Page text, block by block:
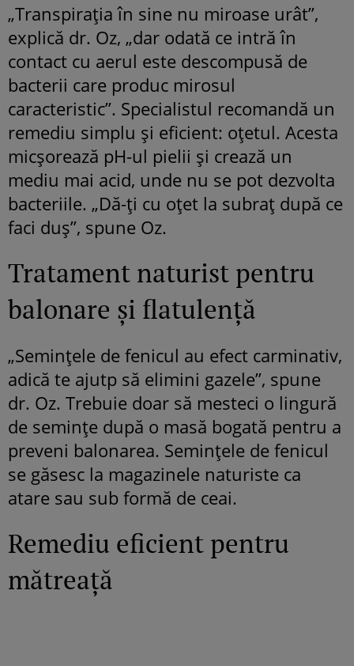
„Transpiraţia în sine nu miroase urât”,
explică dr. Oz, „dar odată ce intră în
contact cu aerul este descompusă de
bacterii care produc mirosul
caracteristic”. Specialistul recomandă un
remediu simplu şi eficient: oţetul. Acesta
micşorează pH-ul pielii şi crează un
mediu mai acid, unde nu se pot dezvolta
bacteriile. „Dă-ţi cu oţet la subraţ după ce
faci duş”, spune Oz.
Tratament naturist pentru
balonare şi flatulenţă
„Seminţele de fenicul au efect carminativ,
adică te ajutp să elimini gazele”, spune
dr. Oz. Trebuie doar să mesteci o lingură
de seminţe după o masă bogată pentru a
preveni balonarea. Seminţele de fenicul
se găsesc la magazinele naturiste ca
atare sau sub formă de ceai.
Remediu eficient pentru
mătreaţă